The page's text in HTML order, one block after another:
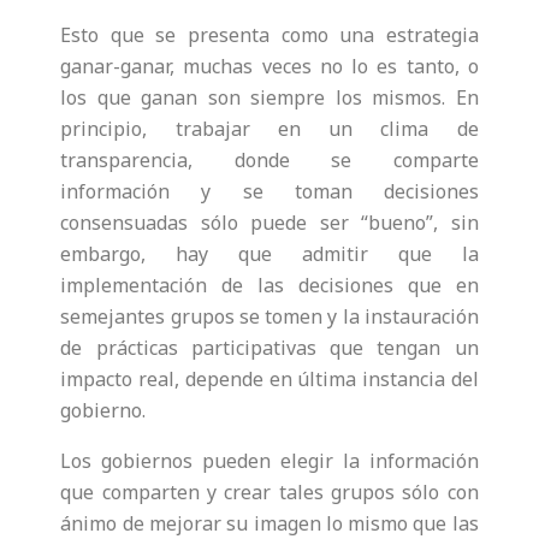
Esto que se presenta como una estrategia
ganar-ganar, muchas veces no lo es tanto, o
los que ganan son siempre los mismos. En
principio, trabajar en un clima de
transparencia, donde se comparte
información y se toman decisiones
consensuadas sólo puede ser “bueno”, sin
embargo, hay que admitir que la
implementación de las decisiones que en
semejantes grupos se tomen y la instauración
de prácticas participativas que tengan un
impacto real, depende en última instancia del
gobierno.
Los gobiernos pueden elegir la información
que comparten y crear tales grupos sólo con
ánimo de mejorar su imagen lo mismo que las